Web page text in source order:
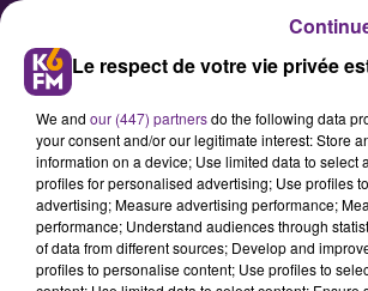
Rugby : un nouveau
Dijon
Le respect de votre vie privée
We and our (447) partnersdo the following data
your consent and/or our legitimate interest: Store
information on a device; Use limited data to select
profiles for personalised advertising; Use profiles
advertising; Measure advertising performance;
performance; Understand audiences through
of data from different sources; Develop and
profiles to personalise content; Use profiles to